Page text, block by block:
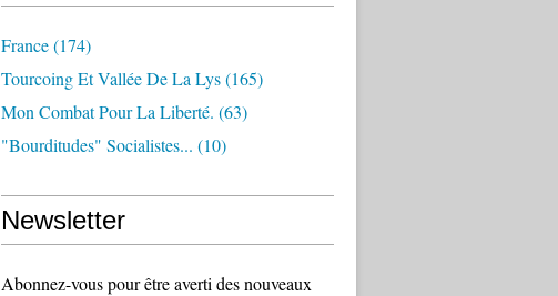
France(174)
Tourcoing Et Vallée De La Lys(165)
Mon Combat Pour La Liberté. (63)
"bourditudes" Socialistes... (10)
Newsletter
Abonnez-vous pour être averti des nouveaux